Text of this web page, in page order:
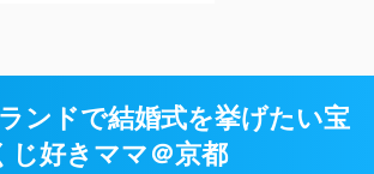
ンドで結婚式を挙げたい宝
じ好きママ＠京都